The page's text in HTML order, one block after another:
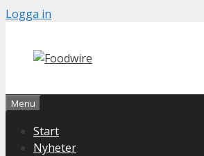
Skip
content
Logga in
Menu
Start
Nyheter